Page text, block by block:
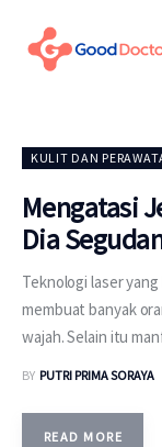
Untuk
Untuk
Berita
KULIT DAN
Mengatasi
Dia
Teknologi laser
membuat banyak
wajah. Selain itu
BY PUTRI PRIMA SORAYA
READ MORE